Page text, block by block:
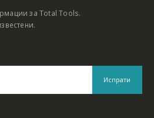
за Total Tools.